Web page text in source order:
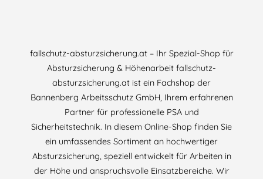
fallschutz-absturzsicherung.at – Ihr Spezial-Shop für
Absturzsicherung & Höhenarbeit fallschutz-
absturzsicherung.at ist ein Fachshop der
Bannenberg Arbeitsschutz GmbH, Ihrem erfahrenen
Partner für professionelle PSA und
Sicherheitstechnik. In diesem Online-Shop finden Sie
ein umfassendes Sortiment an hochwertiger
Absturzsicherung, speziell entwickelt für Arbeiten in
der Höhe und anspruchsvolle Einsatzbereiche. Wir